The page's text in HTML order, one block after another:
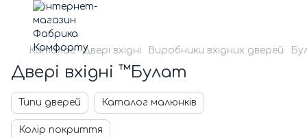
Каталог Двері вхідні Виробники вхідних дверей
Двері вхідні ™Булат
Типи дверей Каталог малюнків
Колір покриття